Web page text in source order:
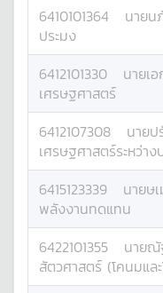
6410101364 นายน
ประมง
6412101330 นายเ
เศรษฐศาสตร์
6412107308 นายป
เศรษฐศาสตร์ระหว่าง
6415123339 นายษ
พลังงานทดแทน
6422101355 นายณั
สัตวศาสตร์ (โคนมแล